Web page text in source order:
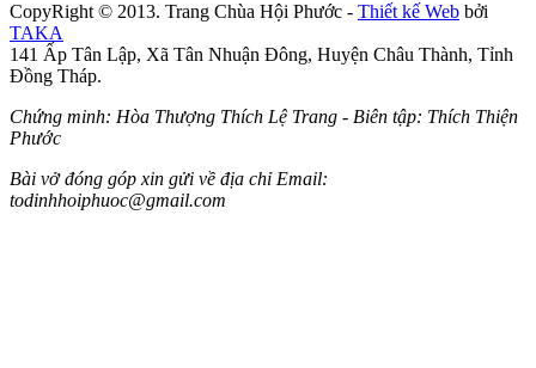
CopyRight © 2013. Trang Chùa Hội Phước - Thiết kế Web bởi
TAKA
141 Ấp Tân Lập, Xã Tân Nhuận Đông, Huyện Châu Thành, Tỉnh
Đồng Tháp.
Chứng minh: Hòa Thượng Thích Lệ Trang - Biên tập: Thích Thiện
Phước
Bài vở đóng góp xin gửi về địa chỉ Email:
todinhhoiphuoc@gmail.com